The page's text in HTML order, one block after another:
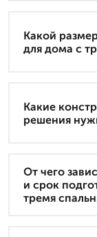
Какой
для дома с
Какие
решения
От чего
и срок
тремя